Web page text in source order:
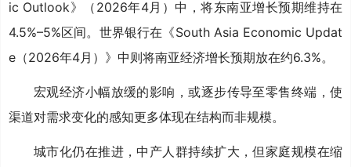
ic Outlook》（2026年4月）中，将东南亚增长预期维持在
4.5%–5%区间。世界银行在《South Asia Economic Updat
e（2026年4月）》中则将南亚经济增长预期放在约6.3%。
宏观经济小幅放缓的影响，或逐步传导至零售终端，使
渠道对需求变化的感知更多体现在结构而非规模。
城市化仍在推进，中产人群持续扩大，但家庭规模在缩